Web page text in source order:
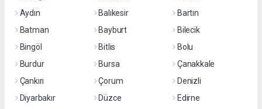
Aydın
Balıkesir
Bartın
Batman
Bayburt
Bilecik
Bingöl
Bitlis
Bolu
Burdur
Bursa
Çanakkale
Çankırı
Çorum
Denizli
Diyarbakır
Düzce
Edirne